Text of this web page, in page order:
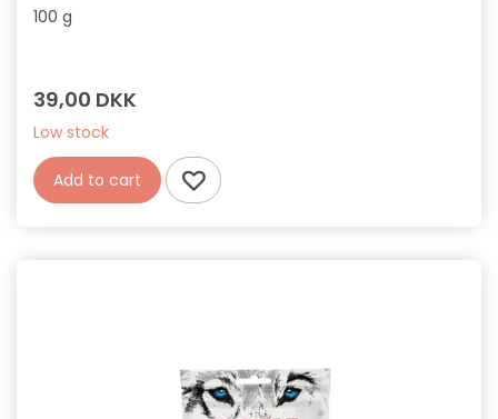
100 g
39,00 DKK
Low stock
Add to cart